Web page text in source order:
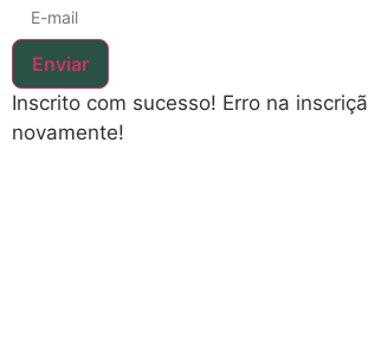
Enviar
Inscrito com sucesso! Erro na
novamente!